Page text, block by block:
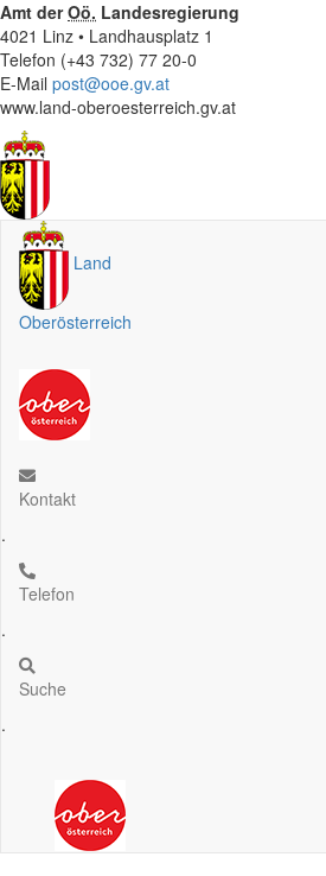
Amt derOö. Landesregierung
4021 Linz • Landhausplatz 1
Telefon (+43 732) 77 20-0
E-Mail post@ooe.gv.at
www.land-oberoesterreich.gv.at
Land
Oberösterreich
Kontakt
.
Telefon
.
Suche
.